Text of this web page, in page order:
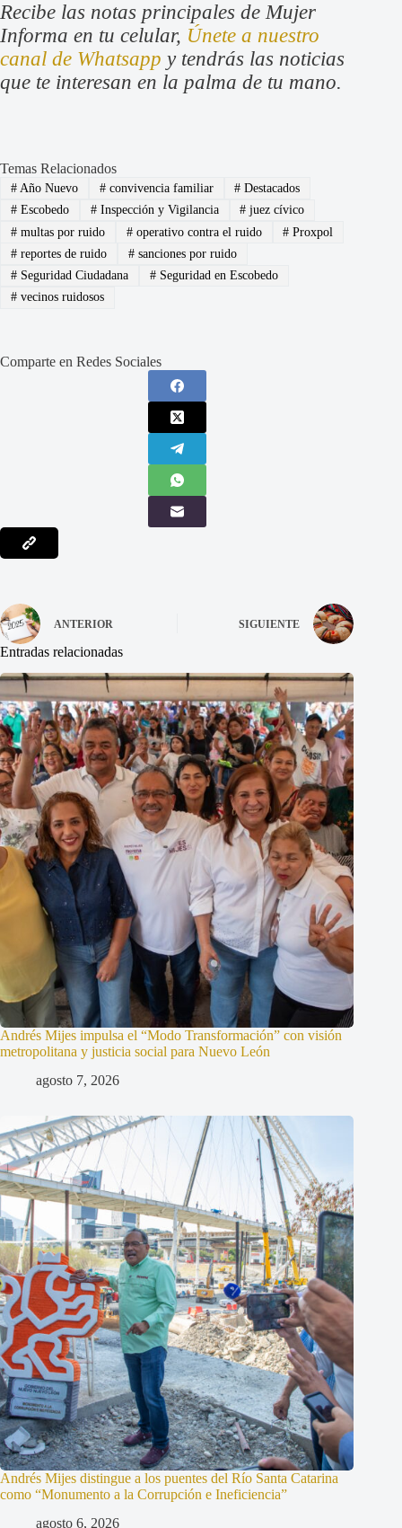
Recibe las notas principales de Mujer
Informa en tu celular, Únete a nuestro
canal de Whatsapp y tendrás las noticias
que te interesan en la palma de tu mano.
Temas Relacionados
#Año Nuevo #convivencia familiar # Destacados
#Escobedo #Inspección y Vigilancia # juez cívico
#multas por ruido #operativo contra el ruido # Proxpol
#reportes de ruido #sanciones por ruido
#Seguridad Ciudadana #Seguridad en Escobedo
#vecinos ruidosos
Comparte en Redes Sociales
ANTERIOR SIGUIENTE
Entradas relacionadas
Andrés Mijes impulsa el “Modo Transformación” con visión
metropolitana y justicia social para Nuevo León
agosto 7, 2026
Andrés Mijes distingue a los puentes del Río Santa Catarina
como “Monumento a la Corrupción e Ineficiencia”
agosto 6, 2026